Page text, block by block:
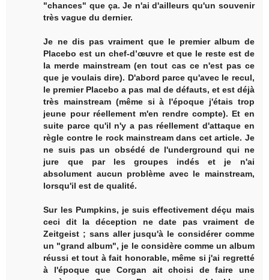
"chances" que ça. Je n'ai d'ailleurs qu'un souvenir
très vague du dernier.
Je ne dis pas vraiment que le premier album de
Placebo est un chef-d’œuvre et que le reste est de
la merde mainstream (en tout cas ce n'est pas ce
que je voulais dire). D'abord parce qu'avec le recul,
le premier Placebo a pas mal de défauts, et est déjà
très mainstream (même si à l'époque j'étais trop
jeune pour réellement m'en rendre compte). Et en
suite parce qu'il n'y a pas réellement d'attaque en
règle contre le rock mainstream dans cet article. Je
ne suis pas un obsédé de l'underground qui ne
jure que par les groupes indés et je n'ai
absolument aucun problème avec le mainstream,
lorsqu'il est de qualité.
Sur les Pumpkins, je suis effectivement déçu mais
ceci dit la déception ne date pas vraiment de
Zeitgeist ; sans aller jusqu'à le considérer comme
un "grand album", je le considère comme un album
réussi et tout à fait honorable, même si j'ai regretté
à l'époque que Corgan ait choisi de faire une